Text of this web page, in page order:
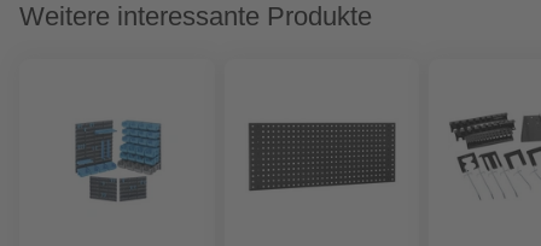
Weitere interessante Produkte